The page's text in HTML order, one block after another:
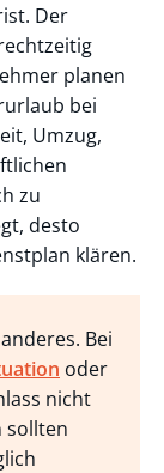
Der
planen
bei
Umzug,
zu
desto
klären.
Bei
oder
nicht
sollten